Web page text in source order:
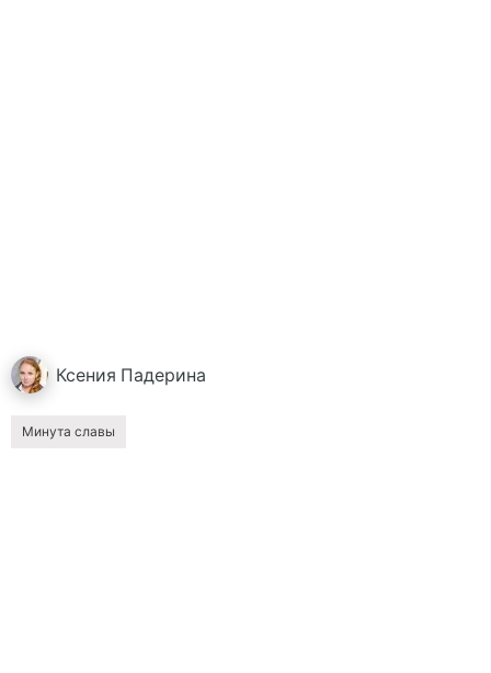
Ксения Падерина
Минута славы